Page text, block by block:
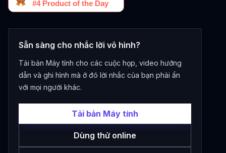
Sẵn sàng cho nhắc lời vô hình?
Tải bản Máy tính cho các cuộc họp, video hướng
dẫn và ghi hình mà ở đó lời nhắc của bạn phải ẩn
với mọi người khác.
Tải bản Máy tính
Dùng thử online